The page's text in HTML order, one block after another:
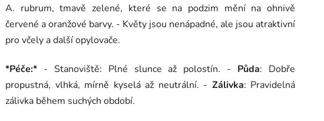
A. rubrum, tmavě zelené, které se na podzim mění na ohnivě
červené a oranžové barvy. - Květy jsou nenápadné, ale jsou atraktivní
pro včely a další opylovače.
*Péče:* - Stanoviště: Plné slunce až polostín. - Půda: Dobře
propustná, vlhká, mírně kyselá až neutrální. - Zálivka: Pravidelná
zálivka během suchých období.
Semínko